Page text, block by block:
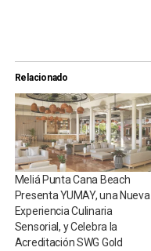
Relacionado
Meliá Punta Cana Beach
Presenta YUMAY, una Nueva
Experiencia Culinaria
Sensorial, y Celebra la
Acreditación SWG Gold